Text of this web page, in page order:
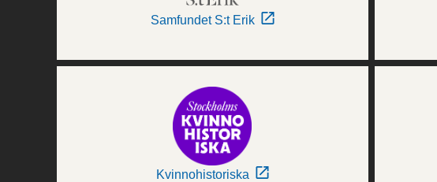
Samfundet S:t Erik
Kvinnohistoriska